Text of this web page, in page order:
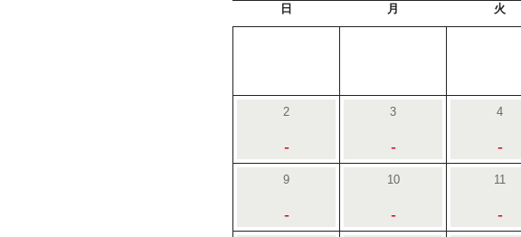
日 月 火
2
-
3
-
4
-
9
-
10
-
11
-